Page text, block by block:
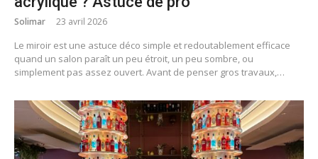
Solimar 23 avril 2026
Le miroir est une astuce déco simple et redoutablement efficace
quand un salon paraît un peu étroit, un peu sombre, ou
simplement pas assez ouvert. Avant de penser gros travaux,…